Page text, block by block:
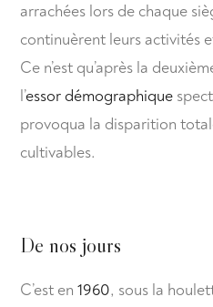
arrachées lors de chaque
continuèrent leurs activités
Ce n’est qu’après la
l’essor démographique
provoqua la disparition
cultivables.
De nos jours
C’est en 1960, sous la